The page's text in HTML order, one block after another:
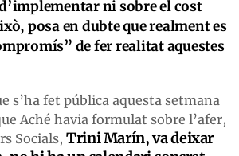
ni sobre el cost
posa en dubte que realment es
de fer realitat aquestes
s’ha fet pública aquesta setmana
Aché havia formulat sobre l’afer,
Socials, Trini Marín, va deixar